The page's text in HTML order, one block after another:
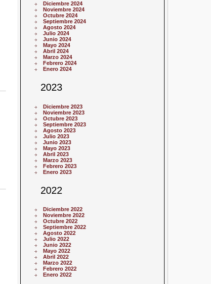
Diciembre 2024
Noviembre 2024
Octubre 2024
Septiembre 2024
Agosto 2024
Julio 2024
Junio 2024
Mayo 2024
Abril 2024
Marzo 2024
Febrero 2024
Enero 2024
2023
Diciembre 2023
Noviembre 2023
Octubre 2023
Septiembre 2023
Agosto 2023
Julio 2023
Junio 2023
Mayo 2023
Abril 2023
Marzo 2023
Febrero 2023
Enero 2023
2022
Diciembre 2022
Noviembre 2022
Octubre 2022
Septiembre 2022
Agosto 2022
Julio 2022
Junio 2022
Mayo 2022
Abril 2022
Marzo 2022
Febrero 2022
Enero 2022